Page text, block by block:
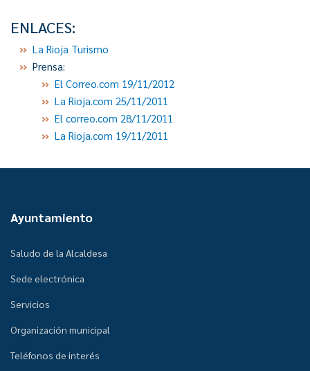
ENLACES:
La Rioja Turismo
Prensa:
El Correo.com 19/11/2012
La Rioja.com 25/11/2011
El correo.com 28/11/2011
La Rioja.com 19/11/2011
Ayuntamiento
Saludo de la Alcaldesa
Sede electrónica
Servicios
Organización municipal
Teléfonos de interés